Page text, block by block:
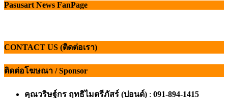
Pasusart News FanPage
CONTACT US (ติดต่อเรา)
ติดต่อโฆษณา / Sponsor
คุณวริษฐ์กร ฤทธิไมตรีภัสร์ (ปอนด์) : 091-894-1415